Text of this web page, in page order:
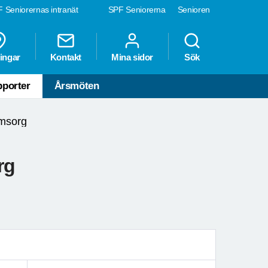
SPF Seniorerna Senioren
Seniorernas intranät
Kontakt Mina sidor Sök
Årsmöten